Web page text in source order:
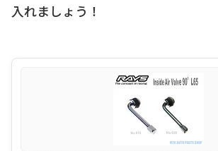
入れましょう！